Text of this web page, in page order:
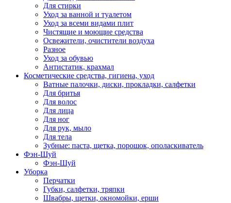
Для стирки
Уход за ванной и туалетом
Уход за всеми видами плит
Чистящие и моющие средства
Освежители, очистители воздуха
Разное
Уход за обувью
Антистатик, крахмал
Косметические средства, гигиена, уход
Ватные палочки, диски, прокладки, салфетки
Для бритья
Для волос
Для лица
Для ног
Для рук, мыло
Для тела
Зубные: паста, щетка, порошок, ополаскиватель
Фэн-Шуй
Фэн-Шуй
Уборка
Перчатки
Губки, салфетки, тряпки
Швабры, щетки, окномойки, ерши